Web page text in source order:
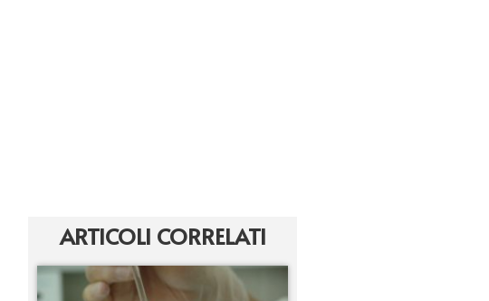
ARTICOLI CORRELATI